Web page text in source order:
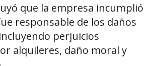
que la empresa incumplió
responsable de los daños
perjuicios
alquileres, daño moral y